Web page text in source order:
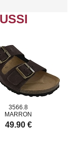
3566.8
MARRON
49.90 €